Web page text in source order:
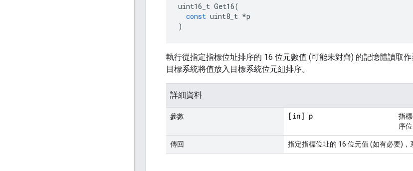
uint16_t Get16(
const uint8_t *p
)
執行從指定指標位址排序的 16 位元數值 (可能未對齊) 的記憶體讀取
目標系統將值放入目標系統位元組排序。
詳細資料
參數 [in] p
指
序
傳回 指定指標位址的 16 位元值 (如有必要)，